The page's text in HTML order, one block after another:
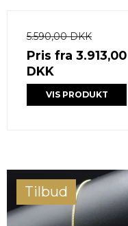
5.590,00 DKK
Pris fra 3.913,00
DKK
VIS PRODUKT
Tilbud